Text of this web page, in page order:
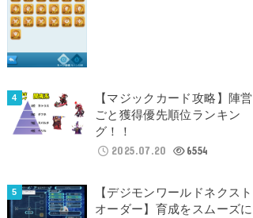
【マジックカード攻略】陣営
ごと獲得優先順位ランキン
グ！！
2025.07.20
6554
【デジモンワールドネクスト
オーダー】育成をスムーズに